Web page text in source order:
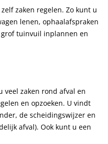
zaken regelen. Zo kunt u
lenen, ophaalafspraken
tuinvuil inplannen en
veel zaken rond afval en
en opzoeken. U vindt
de scheidingswijzer en
afval). Ook kunt u een